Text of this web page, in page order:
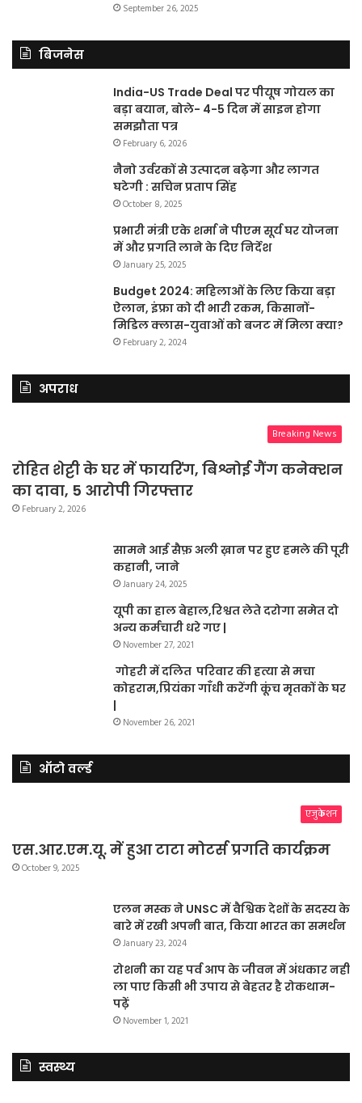
September 26, 2025
बिजनेस
India-US Trade Deal पर पीयूष गोयल का
बड़ा बयान, बोले- 4-5 दिन में साइन होगा
समझौता पत्र
February 6, 2026
नैनो उर्वरकों से उत्पादन बढ़ेगा और लागत
घटेगी : सचिन प्रताप सिंह
October 8, 2025
प्रभारी मंत्री एके शर्मा ने पीएम सूर्य घर योजना
में और प्रगति लाने के दिए निर्देश
January 25, 2025
Budget 2024: महिलाओं के लिए किया बड़ा
ऐलान, इंफ्रा को दी भारी रकम, किसानों-
मिडिल क्लास-युवाओं को बजट में मिला क्या?
February 2, 2024
अपराध
Breaking News
रोहित शेट्टी के घर में फायरिंग, बिश्नोई गैंग कनेक्शन
का दावा, 5 आरोपी गिरफ्तार
February 2, 2026
सामने आई सैफ़ अली ख़ान पर हुए हमले की पूरी
कहानी, जाने
January 24, 2025
यूपी का हाल बेहाल,रिश्वत लेते दरोगा समेत दो
अन्य कर्मचारी धरे गए |
November 27, 2021
गोहरी में दलित परिवार की हत्या से मचा
कोहराम,प्रियंका गाँधी करेंगी कूंच मृतकों के घर
|
November 26, 2021
ऑटो वर्ल्ड
एजुकेशन
एस.आर.एम.यू. में हुआ टाटा मोटर्स प्रगति कार्यक्रम
October 9, 2025
एलन मस्क ने UNSC में वैश्विक देशों के सदस्य के
बारे में रखी अपनी बात, किया भारत का समर्थन
January 23, 2024
रोशनी का यह पर्व आप के जीवन में अंधकार नहीं
ला पाए किसी भी उपाय से बेहतर है रोकथाम-
पढ़ें
November 1, 2021
स्वस्थ्य